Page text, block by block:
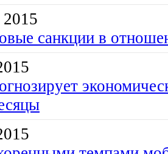
2015
санкции в